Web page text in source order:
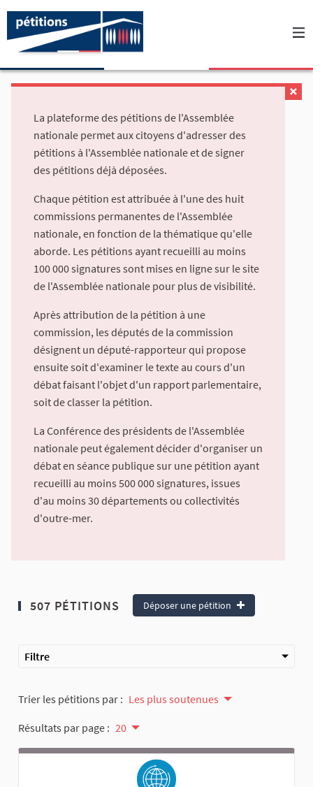
La plateforme des pétitions de l'Assemblée
nationale permet aux citoyens d'adresser des
pétitions à l'Assemblée nationale et de signer
des pétitions déjà déposées.
Chaque pétition est attribuée à l'une des huit
commissions permanentes de l'Assemblée
nationale, en fonction de la thématique qu'elle
aborde. Les pétitions ayant recueilli au moins
100 000 signatures sont mises en ligne sur le site
de l'Assemblée nationale pour plus de visibilité.
Après attribution de la pétition à une
commission, les députés de la commission
désignent un député-rapporteur qui propose
ensuite soit d'examiner le texte au cours d'un
débat faisant l'objet d'un rapport parlementaire,
soit de classer la pétition.
La Conférence des présidents de l'Assemblée
nationale peut également décider d'organiser un
débat en séance publique sur une pétition ayant
recueilli au moins 500 000 signatures, issues
d'au moins 30 départements ou collectivités
d'outre-mer.
507 PÉTITIONS Déposer une pétition
Filtre
Trier les pétitions par : Les plus soutenues
Résultats par page : 20